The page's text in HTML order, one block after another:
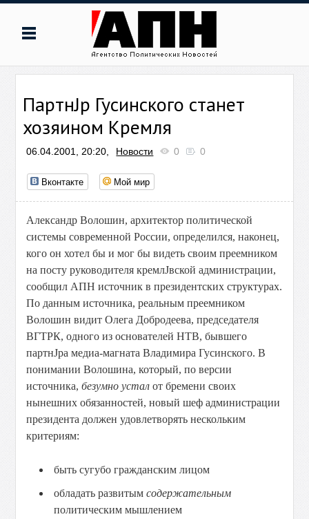
ПартнЈр Гусинского станет
хозяином Кремля
06.04.2001, 20:20, Новости 0 0
Вконтакте Мой мир
Александр Волошин, архитектор политической
системы современной России, определился, наконец,
кого он хотел бы и мог бы видеть своим преемником
на посту руководителя кремлЈвской администрации,
сообщил АПН источник в президентских структурах.
По данным источника, реальным преемником
Волошин видит Олега Добродеева, председателя
ВГТРК, одного из основателей НТВ, бывшего
партнЈра медиа-магната Владимира Гусинского. В
понимании Волошина, который, по версии
источника,безумно устал от бремени своих
нынешних обязанностей, новый шеф администрации
президента должен удовлетворять нескольким
критериям:
быть сугубо гражданским лицом
обладать развитымсодержательным
политическим мышлением